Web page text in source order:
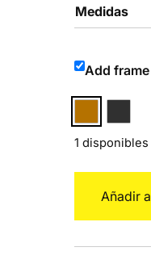
Medidas
Add
1 disponibles
Khalo
L
Añadir